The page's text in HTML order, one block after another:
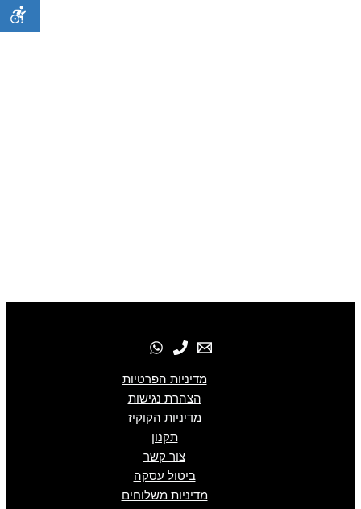
מדיניות הפרטיות
הצהרת נגישות
מדיניות הקוקיז
תקנון
צור קשר
ביטול עסקה
מדיניות משלוחים